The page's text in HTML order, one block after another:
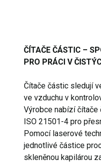
ČÍTAČE ČÁSTIC –
PRO PRÁCI V
Čítače částic sledují
ve vzduchu v
Výrobce nabízí čítače
ISO 21501-4 pro
Pomocí laserové
jednotlivé částice
skleněnou kapilárou